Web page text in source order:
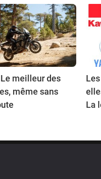
meilleur des
même sans
La